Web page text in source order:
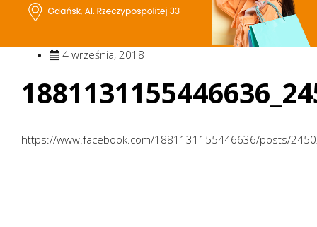
4 września, 2018
https://www.facebook.com/1881131155446636/posts/